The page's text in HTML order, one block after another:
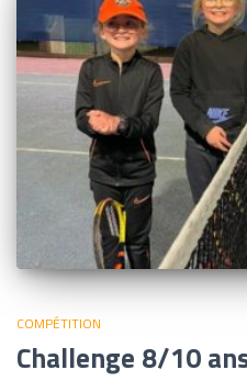
COMPÉTITION
Challenge 8/10